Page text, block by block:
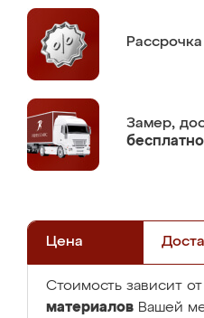
Рассрочка
Замер,
бесплатно
Цена
Стоимость зависит от
материалов Вашей